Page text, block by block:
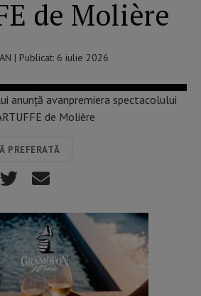
de Molière
| Publicat: 6 iulie 2026
PREFERATĂ